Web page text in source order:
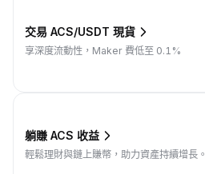
交易 ACS/USDT 現貨
享深度流動性，Maker 費低至 0.1%
躺賺 ACS 收益
輕鬆理財與鏈上賺幣，助力資產持續增長。